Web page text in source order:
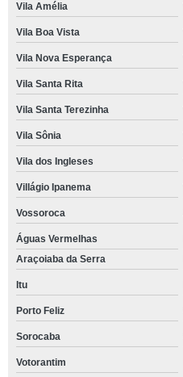
Vila Amélia
Vila Boa Vista
Vila Nova Esperança
Vila Santa Rita
Vila Santa Terezinha
Vila Sônia
Vila dos Ingleses
Villágio Ipanema
Vossoroca
Águas Vermelhas
Araçoiaba da Serra
Itu
Porto Feliz
Sorocaba
Votorantim